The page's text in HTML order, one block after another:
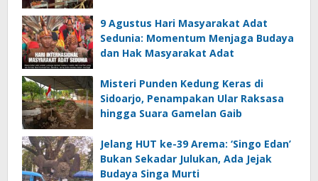
9 Agustus Hari Masyarakat Adat
Sedunia: Momentum Menjaga Budaya
dan Hak Masyarakat Adat
Misteri Punden Kedung Keras di
Sidoarjo, Penampakan Ular Raksasa
hingga Suara Gamelan Gaib
Jelang HUT ke-39 Arema: ‘Singo Edan’
Bukan Sekadar Julukan, Ada Jejak
Budaya Singa Murti